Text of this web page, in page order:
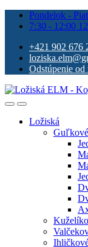
Pondelok -
7:30 - 12:00
+421 902 676
Odstúpenie
Ložiská